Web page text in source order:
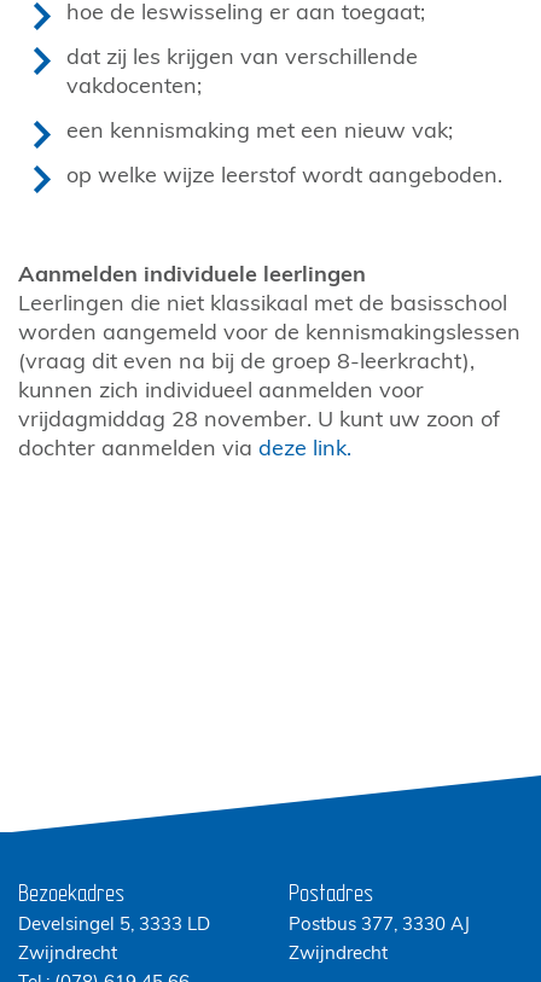
hoe de leswisseling er aan toegaat;
dat zij les krijgen van verschillende
vakdocenten;
een kennismaking met een nieuw vak;
op welke wijze leerstof wordt aangeboden.
Aanmelden individuele leerlingen
Leerlingen die niet klassikaal met de basisschool
worden aangemeld voor de kennismakingslessen
(vraag dit even na bij de groep 8-leerkracht),
kunnen zich individueel aanmelden voor
vrijdagmiddag 28 november. U kunt uw zoon of
dochter aanmelden via deze link.
Bezoekadres
Develsingel 5, 3333 LD
Zwijndrecht
Postadres
Postbus 377, 3330 AJ
Zwijndrecht